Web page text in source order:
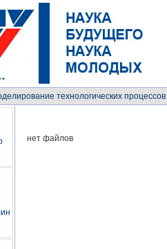
технологических процессов
нет файлов